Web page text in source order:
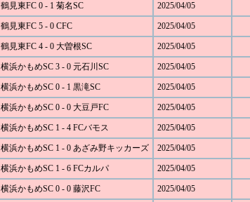
鶴見東FC 0 - 1 菊名SC 2025/04/05
鶴見東FC 5 - 0 CFC 2025/04/05
鶴見東FC 4 - 0 大曽根SC 2025/04/05
横浜かもめSC 3 - 0 元石川SC 2025/04/05
横浜かもめSC 0 - 1 黒滝SC 2025/04/05
横浜かもめSC 0 - 0 大豆戸FC 2025/04/05
横浜かもめSC 1 - 4 FCバモス 2025/04/05
横浜かもめSC 1 - 0 あざみ野キッカーズ 2025/04/05
横浜かもめSC 1 - 6 FCカルパ 2025/04/05
横浜かもめSC 0 - 0 藤沢FC 2025/04/05